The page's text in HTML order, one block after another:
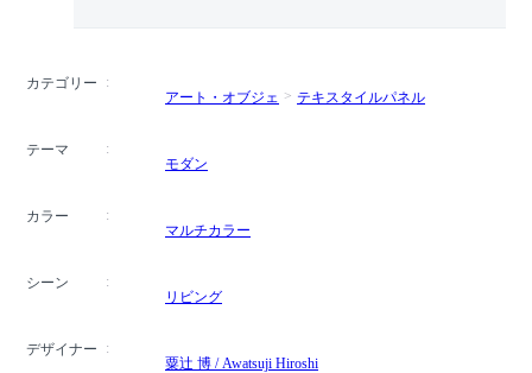
カテゴリー
アート・オブジェ
テキスタイルパネル
テーマ
モダン
カラー
マルチカラー
シーン
リビング
デザイナー
粟辻 博 / Awatsuji Hiroshi